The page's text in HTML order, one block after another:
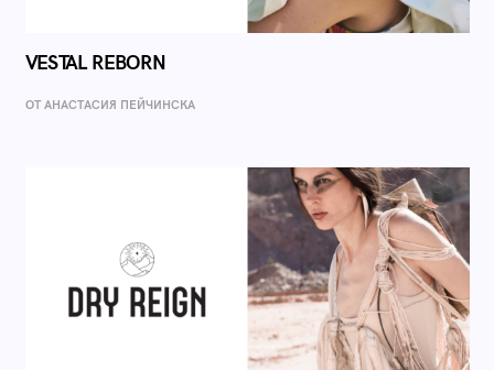
VESTAL REBORN
ОТ AНАСТАСИЯ ПЕЙЧИНСКА